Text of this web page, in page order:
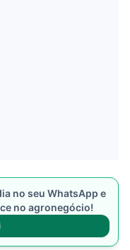
no seu WhatsApp e
no agronegócio!